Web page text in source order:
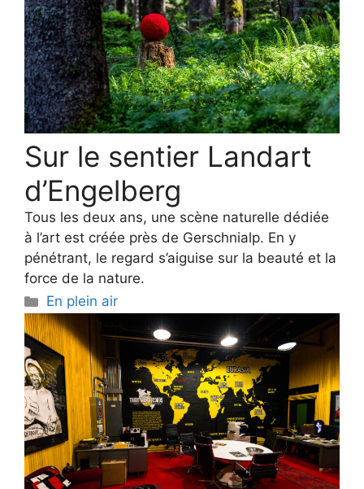
Sur le sentier Landart
d’Engelberg
Tous les deux ans, une scène naturelle dédiée
à l’art est créée près de Gerschnialp. En y
pénétrant, le regard s’aiguise sur la beauté et la
force de la nature.
Categories
En plein air